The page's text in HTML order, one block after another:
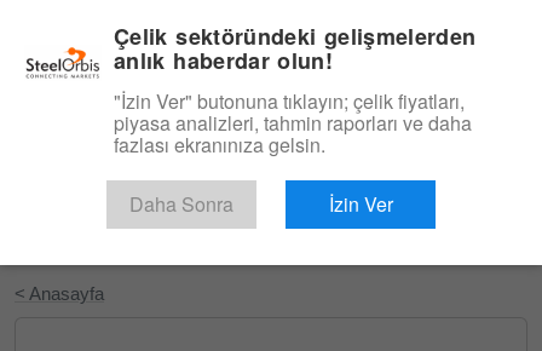
Ücretsiz Deneyin
< Anasayfa
Çelik sektöründeki gelişmelerden
anlık haberdar olun!
"İzin Ver" butonuna tıklayın; çelik fiyatları,
piyasa analizleri, tahmin raporları ve daha
fazlası ekranınıza gelsin.
Daha Sonra İzin Ver